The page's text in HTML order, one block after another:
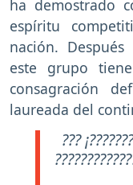
ha demostrado
espíritu
nación.
este grupo
consagración
laureada del
???